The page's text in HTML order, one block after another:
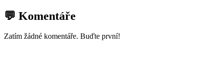
💬 Komentáře
Zatím žádné komentáře. Buďte první!